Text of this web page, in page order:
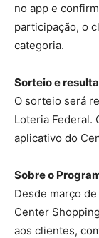
no app e
participação, o
categoria.
Sorteio e
O sorteio será
Loteria Federal.
aplicativo do
Sobre o
Desde março
Center
aos clientes,